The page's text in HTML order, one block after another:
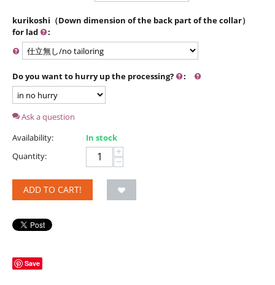
kurikoshi（Down dimension of the back part of the collar）
for lad
:
Do you want to hurry up the processing? :
Ask a question
Availability:
In stock
Quantity:
+
−
ADD TO CART!
Save